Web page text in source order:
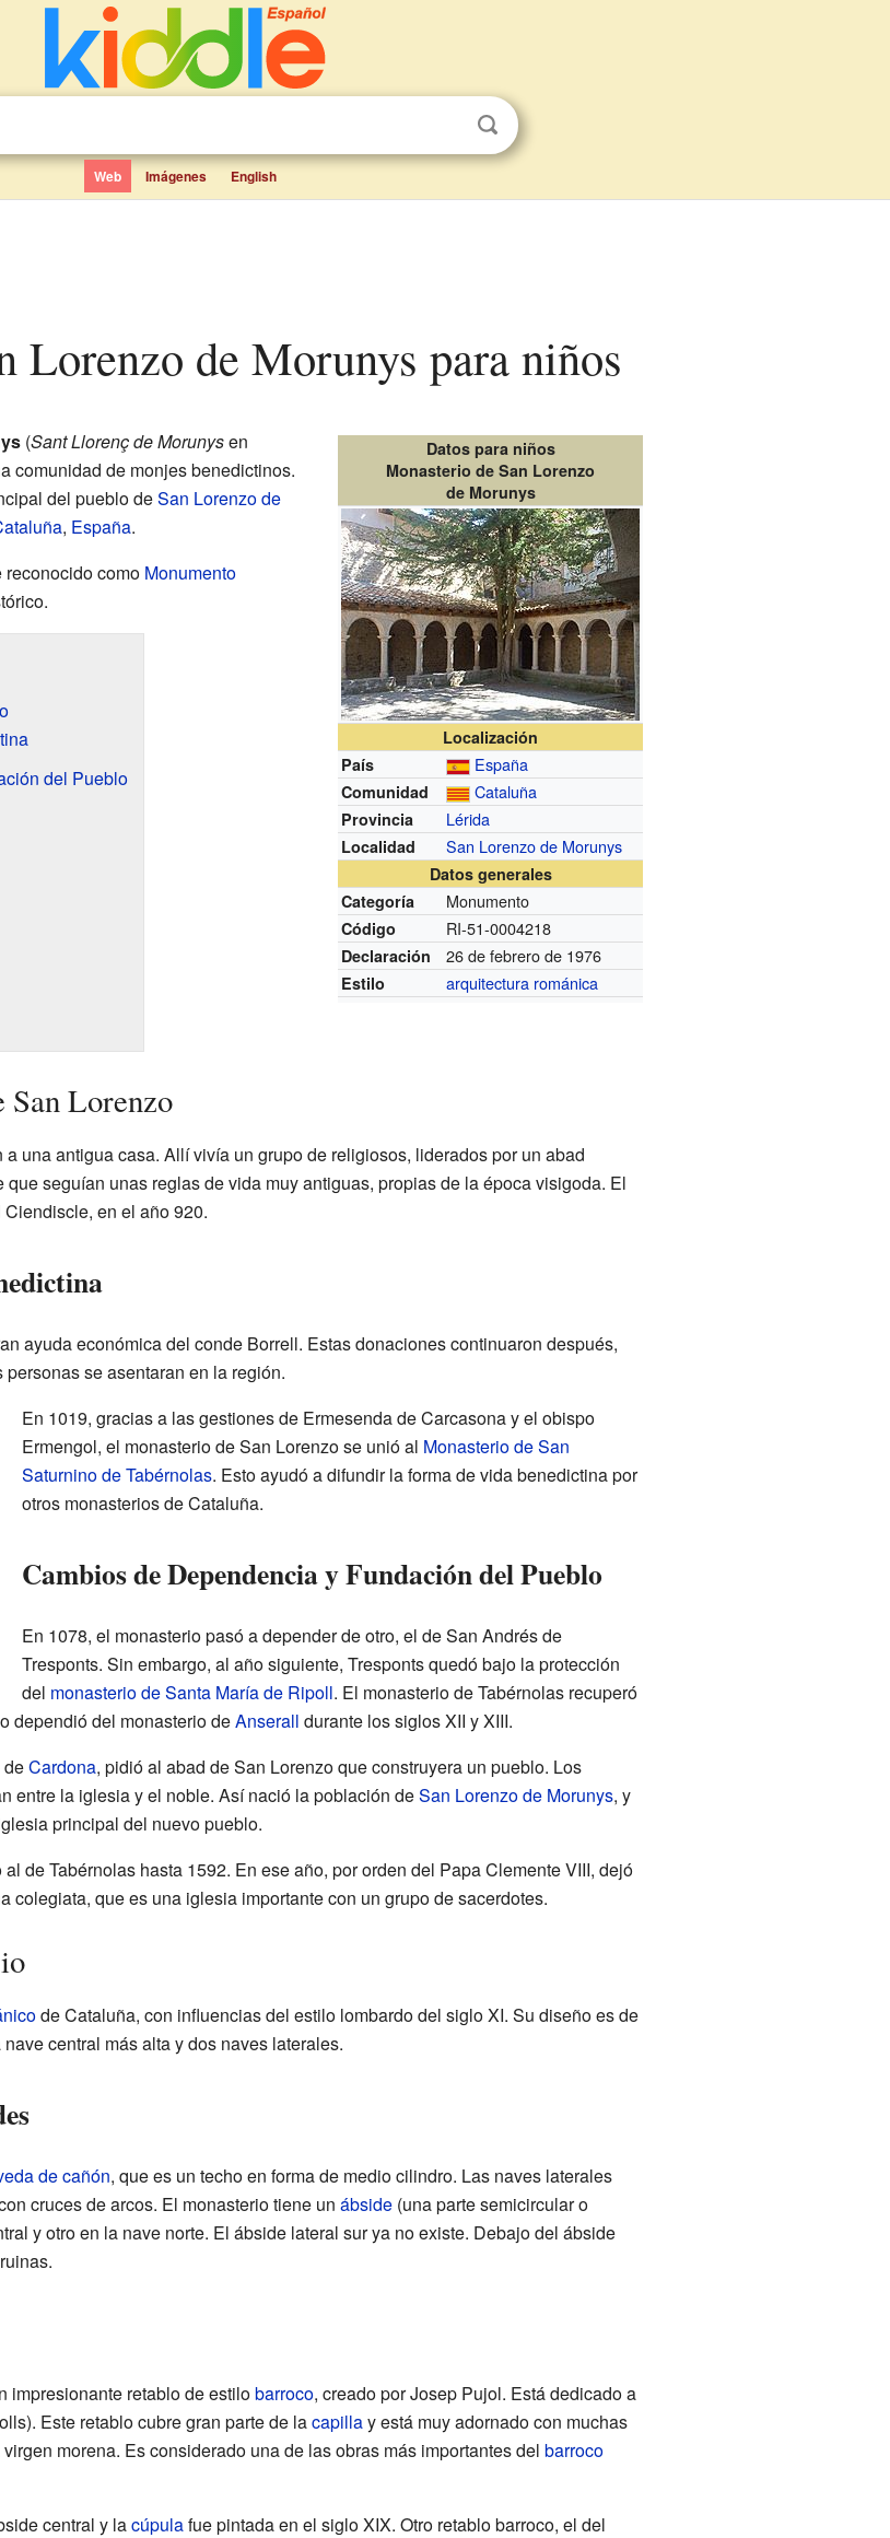
Web Imágenes English
Lorenzo de Morunys para niños
Datos para niños
Monasterio de San Lorenzo
de Morunys
Localización
País
España
Comunidad Cataluña
Provincia Lérida
Localidad San Lorenzo de Morunys
Datos generales
Categoría
Monumento
Código RI-51-0004218
Declaración 26 de febrero de 1976
Estilo arquitectura románica
(Sant Llorenç de Morunysen
comunidad de monjes benedictinos.
del pueblo deSan Lorenzo de
, España.
reconocido como Monumento
del Pueblo
Lorenzo
una antigua casa. Allí vivía un grupo de religiosos, liderados por un abad
seguían unas reglas de vida muy antiguas, propias de la época visigoda. El
en el año 920.
ayuda económica del conde Borrell. Estas donaciones continuaron después,
se asentaran en la región.
En 1019, gracias a las gestiones de Ermesenda de Carcasona y el obispo
Ermengol, el monasterio de San Lorenzo se unió al Monasterio de San
Saturnino de Tabérnolas. Esto ayudó a difundir la forma de vida benedictina por
otros monasterios de Cataluña.
Cambios de Dependencia y Fundación del Pueblo
En 1078, el monasterio pasó a depender de otro, el de San Andrés de
Tresponts. Sin embargo, al año siguiente, Tresponts quedó bajo la protección
del monasterio de Santa María de Ripoll. El monasterio de Tabérnolas recuperó
dependió del monasterio deAnserall durante los siglos XII y XIII.
deCardona, pidió al abad de San Lorenzo que construyera un pueblo. Los
entre la iglesia y el noble. Así nació la población deSan Lorenzo de Morunys, y
principal del nuevo pueblo.
de Tabérnolas hasta 1592. En ese año, por orden del Papa Clemente VIII, dejó
colegiata, que es una iglesia importante con un grupo de sacerdotes.
de Cataluña, con influencias del estilo lombardo del siglo XI. Su diseño es de
central más alta y dos naves laterales.
de cañón, que es un techo en forma de medio cilindro. Las naves laterales
cruces de arcos. El monasterio tiene un ábside(una parte semicircular o
y otro en la nave norte. El ábside lateral sur ya no existe. Debajo del ábside
impresionante retablo de estilobarroco, creado por Josep Pujol. Está dedicado a
Este retablo cubre gran parte de lacapillay está muy adornado con muchas
morena. Es considerado una de las obras más importantes del barroco
central y lacúpulafue pintada en el siglo XIX. Otro retablo barroco, el del